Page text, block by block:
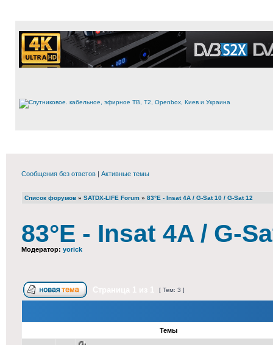
Сообщения без ответов | Активные темы
Список форумов » SATDX-LIFE Forum » 83°E - Insat 4A / G-Sat 10 / G-Sat 12
83°E - Insat 4A / G-
Модератор: yorick
[ Тем: 3 ]
Темы